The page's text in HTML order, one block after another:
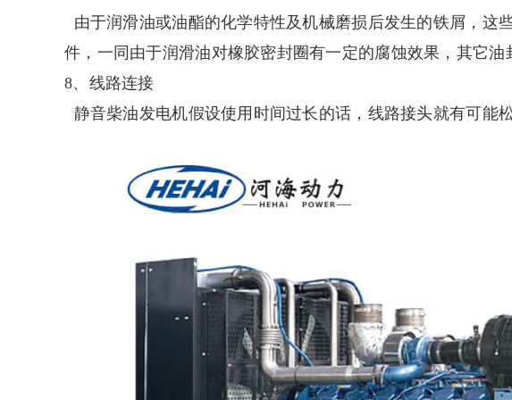
由于润滑油或油酯的化学特性及机械磨损后发生的铁屑，这
件，一同由于润滑油对橡胶密封圈有一定的腐蚀效果，其它油
8、线路连接
静音柴油发电机假设使用时间过长的话，线路接头就有可能